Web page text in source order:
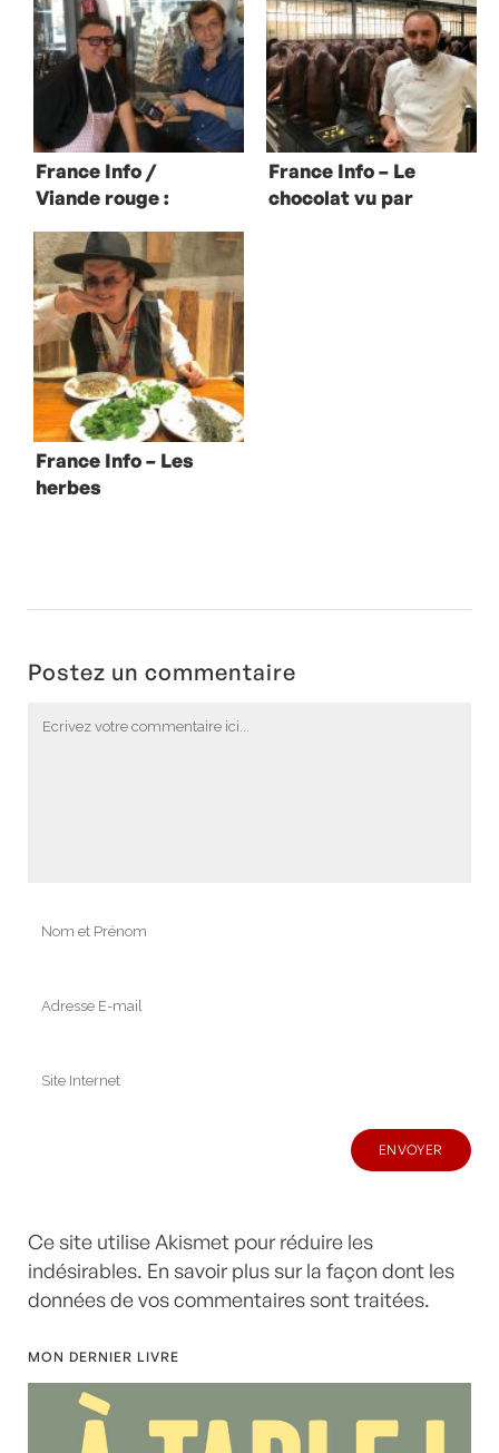
France Info /
Viande rouge :
France Info – Le
chocolat vu par
France Info – Les
herbes
Postez un commentaire
Ce site utilise Akismet pour réduire les
indésirables. En savoir plus sur la façon dont les
données de vos commentaires sont traitées.
MON DERNIER LIVRE